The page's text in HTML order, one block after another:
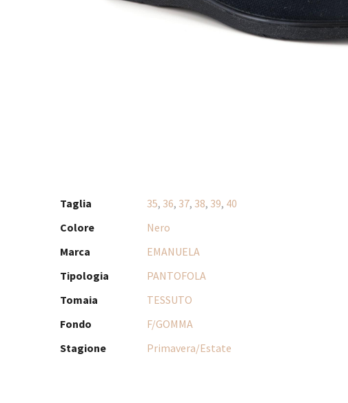
Taglia 35, 36, 37, 38, 39, 40
Colore
Nero
Marca
EMANUELA
Tipologia
PANTOFOLA
Tomaia
TESSUTO
Fondo
F/GOMMA
Stagione
Primavera/Estate